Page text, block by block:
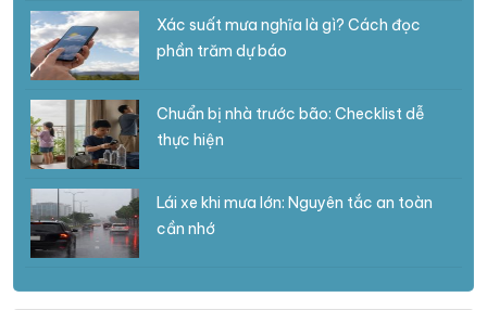
Xác suất mưa nghĩa là gì? Cách đọc
phần trăm dự báo
Chuẩn bị nhà trước bão: Checklist dễ
thực hiện
Lái xe khi mưa lớn: Nguyên tắc an toàn
cần nhớ